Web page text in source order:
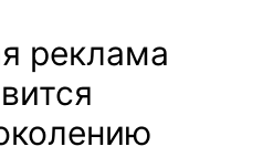
реклама